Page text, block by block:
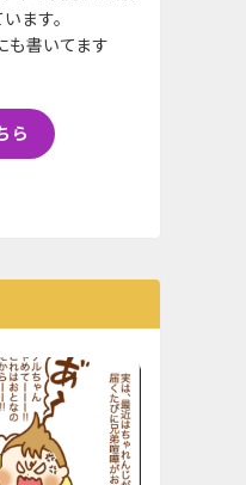
ます。
も書いてます
ら